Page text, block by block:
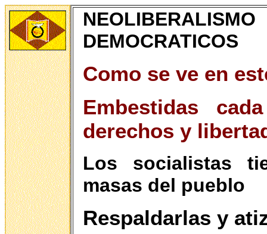
DEMOCRATICOS
Como se ve en
Embestidas
derechos y
Los socialistas
masas del pueblo
Respaldarlas y